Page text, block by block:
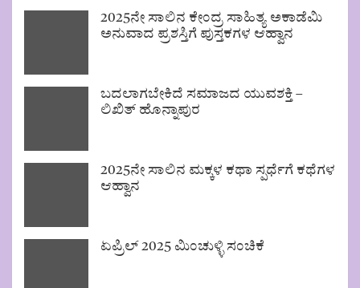
2025ನೇ ಸಾಲಿನ ಕೇಂದ್ರ ಸಾಹಿತ್ಯ ಅಕಾಡೆಮಿ
ಅನುವಾದ ಪ್ರಶಸ್ತಿಗೆ ಪುಸ್ತಕಗಳ ಆಹ್ವಾನ
ಬದಲಾಗಬೇಕಿದೆ ಸಮಾಜದ ಯುವಶಕ್ತಿ –
ಲಿಖಿತ್ ಹೊನ್ನಾಪುರ
2025ನೇ ಸಾಲಿನ ಮಕ್ಕಳ ಕಥಾ ಸ್ಪರ್ಧೆಗೆ ಕಥೆಗಳ
ಆಹ್ವಾನ
ಏಪ್ರಿಲ್ 2025 ಮಿಂಚುಳ್ಳಿ ಸಂಚಿಕೆ